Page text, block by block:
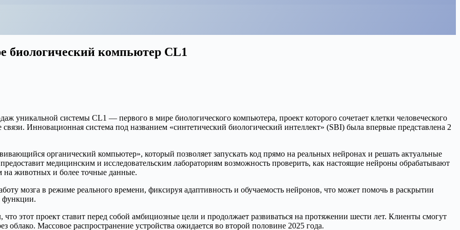
биологический компьютер CL1
уникальной системы CL1 — первого в мире биологического компьютера, проект которого сочетает клетки человеческого
Инновационная система под названием «синтетический биологический интеллект» (SBI) была впервые представлена 2
органический компьютер», который позволяет запускать код прямо на реальных нейронах и решать актуальные
медицинским и исследовательским лабораториям возможность проверить, как настоящие нейроны обрабатывают
на животных и более точные данные.
мозга в режиме реального времени, фиксируя адаптивность и обучаемость нейронов, что может помочь в раскрытии
функции.
этот проект ставит перед собой амбициозные цели и продолжает развиваться на протяжении шести лет. Клиенты смогут
облако. Массовое распространение устройства ожидается во второй половине 2025 года.